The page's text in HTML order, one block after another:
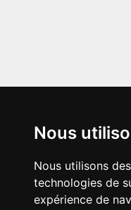
Nous
Nous utilisons
technologies de
expérience de